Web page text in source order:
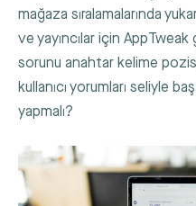
mağaza sıralamalarında
ve yayıncılar için AppTweak
sorunu anahtar kelime
kullanıcı yorumları seliyle
yapmalı?